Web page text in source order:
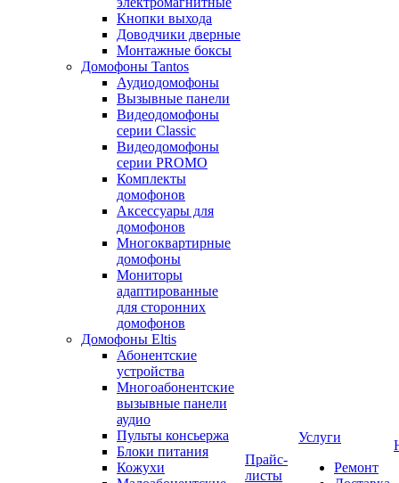
Кнопки выхода
Доводчики дверные
Монтажные боксы
Домофоны Tantos
Аудиодомофоны
Вызывные панели
Видеодомофоны
серии Classic
Видеодомофоны
серии PROMO
Комплекты
домофонов
Аксессуары для
домофонов
Многоквартирные
домофоны
Мониторы
адаптированные
для сторонних
домофонов
Домофоны Eltis
Абонентские
устройства
Многоабонентские
вызывные панели
аудио
Пульты консьержа
Блоки питания
Кожухи
Прайс-
листы
Услуги
Ремонт